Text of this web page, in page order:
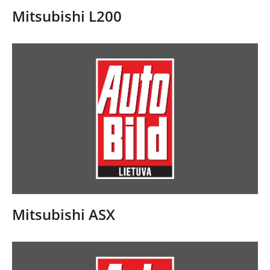
NAUJIENOS
TESTAI
NAUJI
NAUDOTI
REPORTAŽAI
SPORTAS
PATARIMAI
ĮVAIRENYBĖS
Mitsubishi L200
Mitsubishi ASX